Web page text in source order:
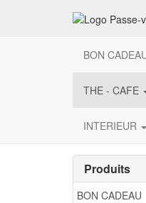
BON
THE - CAFE
INTERIEUR
Produits
BON CADEAU